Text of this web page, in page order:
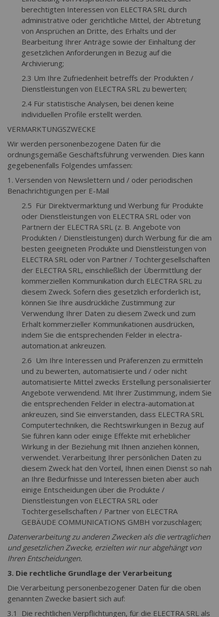
berechtigten Interessen von ELECTRA SRL durch
administrative oder gerichtliche Mittel, der Abtretung
von Ansprüchen an Dritte, des Erhalts und der
Bearbeitung Ihrer Anträge sowie der Einhaltung der
gesetzlichen Anforderungen in Bezug auf die
Archivierung;
2.3 Um Ihre Zufriedenheit betreffs der Produkten /
Dienstleistungen von ELECTRA SRL zu bewerten;
2.4 Für statistische Analysen, bei denen keine
individuellen Profile erstellt werden.
VERMARKTUNGSZWECKE
Wir werden personenbezogene Daten für die
ordnungsgemäße Geschäftsführung verwenden. Dies kann
gegebenenfalls Folgendes umfassen:
1. Versenden von Newslettern und / oder periodischen
Benachrichtigungen per E-Mail
2.5 Für Direktvermarktung und Werbung für Produkte
oder Dienstleistungen von ELECTRA SRL oder von
Partnern der ELECTRA SRL (z. B. Angebote von
Produkten / Dienstleistungen) durch Werbung für die am
besten geeigneten Produkte und Dienstleistungen von
ELECTRA SRL oder von Partner / Tochtergesellschaften
der ELECTRA SRL, einschließlich der Übermittlung der
kommerziellen Kommunikation durch ELECTRA SRL zu
diesem Zweck. Sofern dies gesetzlich erforderlich ist,
können Sie Ihre ausdrückliche Zustimmung zur
Verwendung Ihrer Daten zu diesem Zweck und zum
Erhalt kommerzieller Kommunikationen ausdrücken,
indem Sie die entsprechenden Felder in electra-
automation.at ankreuzen.
2.6 Um Ihre Interessen und Präferenzen zu ermitteln
und zu bewerten, automatisierte und / oder nicht
automatisierte Mittel zwecks Erstellung personalisierter
Angebote verwendend. Mit Ihrer Zustimmung, indem Sie
die entsprechenden Felder in electra-automation.at
ankreuzen, sind Sie einverstanden, dass ELECTRA SRL
Computertechniken, die Rechtswirkungen in Bezug auf
Sie führen kann oder einige Effekte mit erheblicher
Wirkung in der Beziehung mit Ihnen anziehen können,
verwendet. Verarbeitung Ihrer persönlichen Daten zu
diesem Zweck hat den Vorteil, Ihnen einen Dienst so nah
an Ihre Bedürfnisse und Interessen bieten aber auch
einige Entscheidungen über die Produkte /
Dienstleistungen von ELECTRA SRL oder
Tochtergesellschaften / Partner von ELECTRA
GEBÄUDE COMMUNICATIONS GMBH vorzuschlagen;
Datenverarbeitung zu anderen Zwecken als die vertraglichen
und gesetzlichen Zwecke, erzielten wir nur abgehängt von
Ihren Entscheidungen.
3. Die rechtliche Grundlage der Verarbeitung
Die Verarbeitung personenbezogener Daten für die oben
genannten Zwecke basiert sich auf:
3.1 Die rechtlichen Verpflichtungen, für die ELECTRA SRL als